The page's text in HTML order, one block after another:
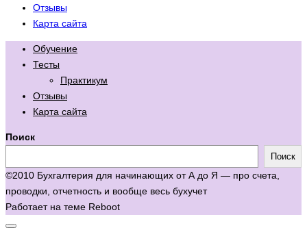
Отзывы
Карта сайта
Обучение
Тесты
Практикум
Отзывы
Карта сайта
Поиск
Поиск
©2010 Бухгалтерия для начинающих от А до Я — про счета,
проводки, отчетность и вообще весь бухучет
Работает на теме Reboot